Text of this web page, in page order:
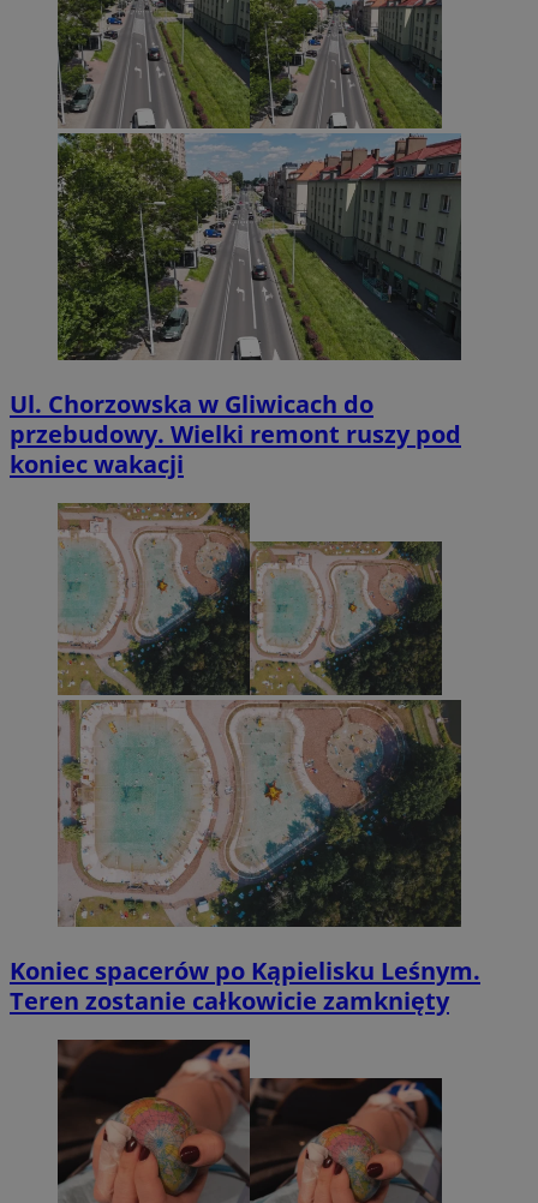
Ul. Chorzowska w Gliwicach do
przebudowy. Wielki remont ruszy pod
koniec wakacji
Koniec spacerów po Kąpielisku Leśnym.
Teren zostanie całkowicie zamknięty